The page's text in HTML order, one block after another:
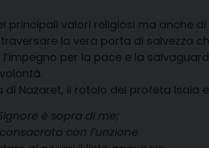
valori religiosi ma anche
la vera porta di salvezza
per la pace e la
Nazaret, il rotolo del profeta Isaia
è sopra di me;
con l’unzione